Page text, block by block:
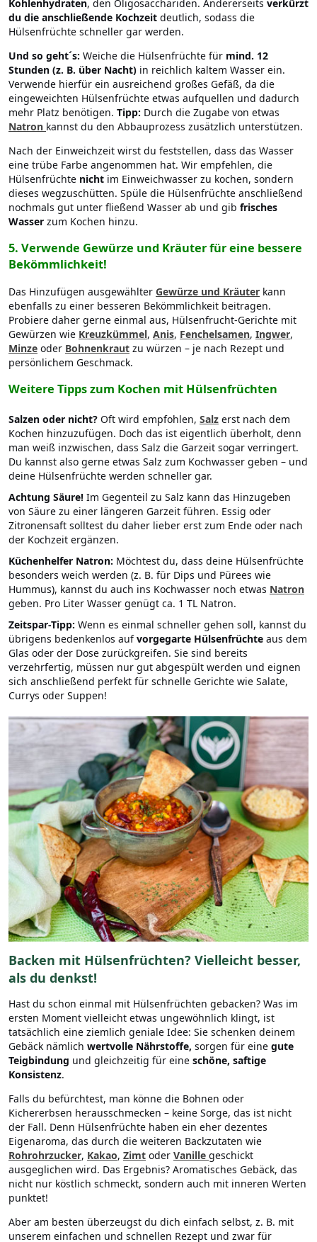
Kohlenhydraten, den Oligosacchariden. Andererseits verkürzt
du die anschließende Kochzeit deutlich, sodass die
Hülsenfrüchte schneller gar werden.
Und so geht´s: Weiche die Hülsenfrüchte für mind. 12
Stunden (z. B. über Nacht) in reichlich kaltem Wasser ein.
Verwende hierfür ein ausreichend großes Gefäß, da die
eingeweichten Hülsenfrüchte etwas aufquellen und dadurch
mehr Platz benötigen. Tipp: Durch die Zugabe von etwas
Natron kannst du den Abbauprozess zusätzlich unterstützen.
Nach der Einweichzeit wirst du feststellen, dass das Wasser
eine trübe Farbe angenommen hat. Wir empfehlen, die
Hülsenfrüchte nicht im Einweichwasser zu kochen, sondern
dieses wegzuschütten. Spüle die Hülsenfrüchte anschließend
nochmals gut unter fließend Wasser ab und gib frisches
Wasser zum Kochen hinzu.
5. Verwende Gewürze und Kräuter für eine bessere
Bekömmlichkeit!
Das Hinzufügen ausgewählter Gewürze und Kräuter kann
ebenfalls zu einer besseren Bekömmlichkeit beitragen.
Probiere daher gerne einmal aus, Hülsenfrucht-Gerichte mit
Gewürzen wie Kreuzkümmel, Anis, Fenchelsamen, Ingwer,
Minze oder Bohnenkraut zu würzen – je nach Rezept und
persönlichem Geschmack.
Weitere Tipps zum Kochen mit Hülsenfrüchten
Salzen oder nicht? Oft wird empfohlen, Salz erst nach dem
Kochen hinzuzufügen. Doch das ist eigentlich überholt, denn
man weiß inzwischen, dass Salz die Garzeit sogar verringert.
Du kannst also gerne etwas Salz zum Kochwasser geben – und
deine Hülsenfrüchte werden schneller gar.
Achtung Säure! Im Gegenteil zu Salz kann das Hinzugeben
von Säure zu einer längeren Garzeit führen. Essig oder
Zitronensaft solltest du daher lieber erst zum Ende oder nach
der Kochzeit ergänzen.
Küchenhelfer Natron: Möchtest du, dass deine Hülsenfrüchte
besonders weich werden (z. B. für Dips und Pürees wie
Hummus), kannst du auch ins Kochwasser noch etwas Natron
geben. Pro Liter Wasser genügt ca. 1 TL Natron.
Zeitspar-Tipp: Wenn es einmal schneller gehen soll, kannst du
übrigens bedenkenlos aufvorgegarte Hülsenfrüchte aus dem
Glas oder der Dose zurückgreifen. Sie sind bereits
verzehrfertig, müssen nur gut abgespült werden und eignen
sich anschließend perfekt für schnelle Gerichte wie Salate,
Currys oder Suppen!
Backen mit Hülsenfrüchten? Vielleicht besser,
als du denkst!
Hast du schon einmal mit Hülsenfrüchten gebacken? Was im
ersten Moment vielleicht etwas ungewöhnlich klingt, ist
tatsächlich eine ziemlich geniale Idee: Sie schenken deinem
Gebäck nämlich wertvolle Nährstoffe, sorgen für eine gute
Teigbindung und gleichzeitig für eine schöne, saftige
Konsistenz.
Falls du befürchtest, man könne die Bohnen oder
Kichererbsen herausschmecken – keine Sorge, das ist nicht
der Fall. Denn Hülsenfrüchte haben ein eher dezentes
Eigenaroma, das durch die weiteren Backzutaten wie
Rohrohrzucker, Kakao, Zimt oder Vanille geschickt
ausgeglichen wird. Das Ergebnis? Aromatisches Gebäck, das
nicht nur köstlich schmeckt, sondern auch mit inneren Werten
punktet!
Aber am besten überzeugst du dich einfach selbst, z. B. mit
unserem einfachen und schnellen Rezept und zwar für